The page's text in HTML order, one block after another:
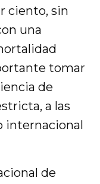
ciento, sin
una
tomar
de
a las
internacional
de